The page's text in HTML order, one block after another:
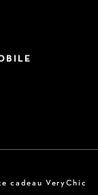
cadeau VeryChic